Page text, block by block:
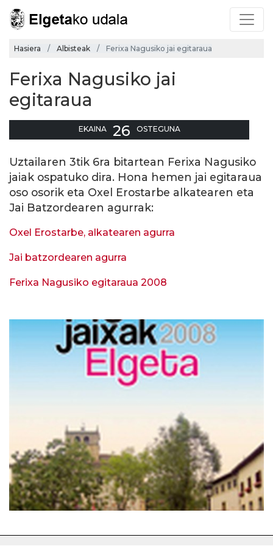
Hasiera Albisteak Ferixa Nagusiko jai egitaraua
Ferixa Nagusiko jai
egitaraua
EKAINA 26 OSTEGUNA
Uztailaren 3tik 6ra bitartean Ferixa Nagusiko
jaiak ospatuko dira. Hona hemen jai egitaraua
oso osorik eta Oxel Erostarbe alkatearen eta
Jai Batzordearen agurrak:
Oxel Erostarbe, alkatearen agurra
Jai batzordearen agurra
Ferixa Nagusiko egitaraua 2008